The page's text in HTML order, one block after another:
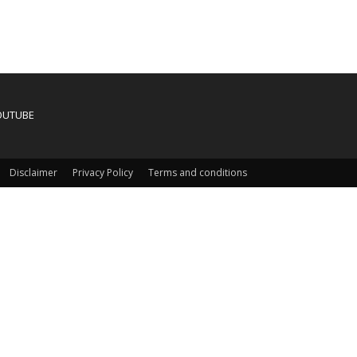
Disclaimer Privacy Policy Terms and conditions